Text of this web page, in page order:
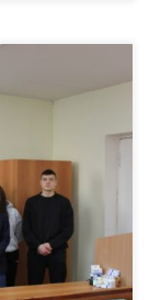
Долголетия —
за